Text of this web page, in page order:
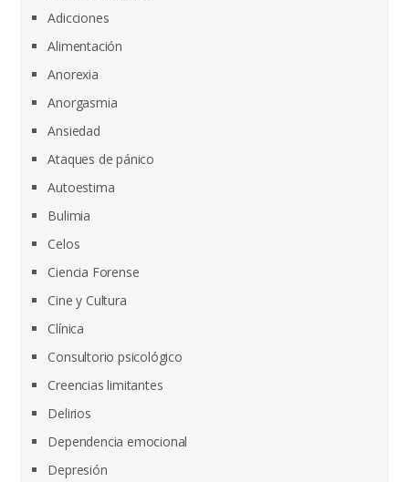
Adicciones
Alimentación
Anorexia
Anorgasmia
Ansiedad
Ataques de pánico
Autoestima
Bulimia
Celos
Ciencia Forense
Cine y Cultura
Clínica
Consultorio psicológico
Creencias limitantes
Delirios
Dependencia emocional
Depresión